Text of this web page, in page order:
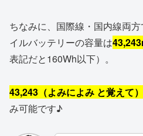
ちなみに、国際線・国内線両
イルバッテリーの容量は
表記だと160Wh以下）。
43,243（よみによみ と覚えて
み可能です♪